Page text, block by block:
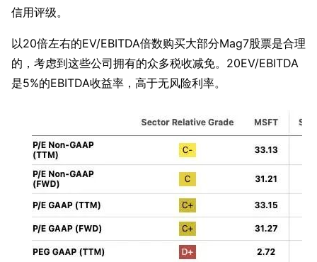
信用评级。
以20倍左右的EV/EBITDA倍数购买大部分Mag7股票是合理
的，考虑到这些公司拥有的众多税收减免。20EV/EBITDA
是5%的EBITDA收益率，高于无风险利率。